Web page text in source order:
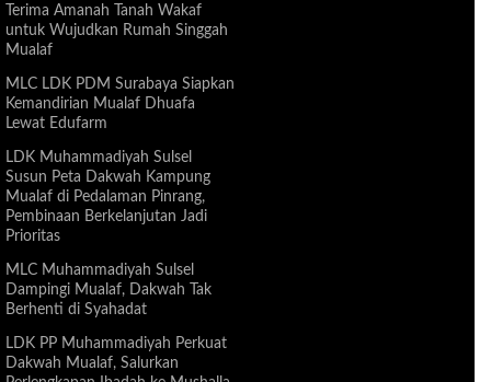
Terima Amanah Tanah Wakaf
untuk Wujudkan Rumah Singgah
Mualaf
MLC LDK PDM Surabaya Siapkan
Kemandirian Mualaf Dhuafa
Lewat Edufarm
LDK Muhammadiyah Sulsel
Susun Peta Dakwah Kampung
Mualaf di Pedalaman Pinrang,
Pembinaan Berkelanjutan Jadi
Prioritas
MLC Muhammadiyah Sulsel
Dampingi Mualaf, Dakwah Tak
Berhenti di Syahadat
LDK PP Muhammadiyah Perkuat
Dakwah Mualaf, Salurkan